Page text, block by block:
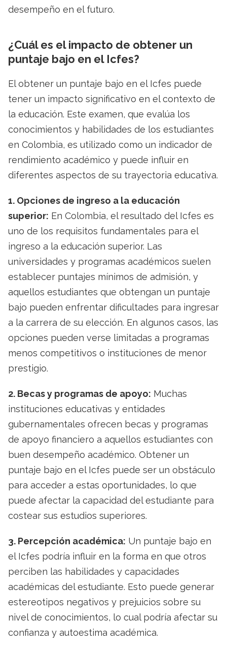
desempeño en el futuro.
¿Cuál es el impacto de obtener un
puntaje bajo en el Icfes?
El obtener un puntaje bajo en el Icfes puede
tener un impacto significativo en el contexto de
la educación. Este examen, que evalúa los
conocimientos y habilidades de los estudiantes
en Colombia, es utilizado como un indicador de
rendimiento académico y puede influir en
diferentes aspectos de su trayectoria educativa.
1. Opciones de ingreso a la educación
superior: En Colombia, el resultado del Icfes es
uno de los requisitos fundamentales para el
ingreso a la educación superior. Las
universidades y programas académicos suelen
establecer puntajes mínimos de admisión, y
aquellos estudiantes que obtengan un puntaje
bajo pueden enfrentar dificultades para ingresar
a la carrera de su elección. En algunos casos, las
opciones pueden verse limitadas a programas
menos competitivos o instituciones de menor
prestigio.
2. Becas y programas de apoyo: Muchas
instituciones educativas y entidades
gubernamentales ofrecen becas y programas
de apoyo financiero a aquellos estudiantes con
buen desempeño académico. Obtener un
puntaje bajo en el Icfes puede ser un obstáculo
para acceder a estas oportunidades, lo que
puede afectar la capacidad del estudiante para
costear sus estudios superiores.
3. Percepción académica: Un puntaje bajo en
el Icfes podría influir en la forma en que otros
perciben las habilidades y capacidades
académicas del estudiante. Esto puede generar
estereotipos negativos y prejuicios sobre su
nivel de conocimientos, lo cual podría afectar su
confianza y autoestima académica.